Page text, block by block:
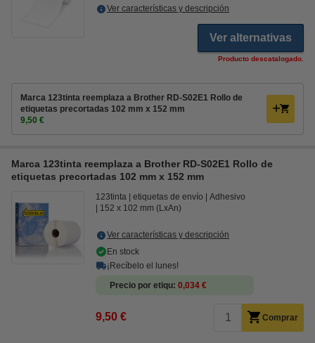
Ver características y descripción
Ver alternativas
Producto descatalogado.
Marca 123tinta reemplaza a Brother RD-S02E1 Rollo de
etiquetas precortadas 102 mm x 152 mm
9,50 €
Marca 123tinta reemplaza a Brother RD-S02E1 Rollo de
etiquetas precortadas 102 mm x 152 mm
123tinta etiquetas de envío
Adhesivo
152 x 102 mm (LxAn)
Ver características y descripción
En stock
¡Recíbelo el lunes!
Precio por etiqu 0,034 €
9,50 € Comprar